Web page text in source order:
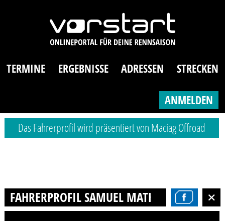
TERMINE ERGEBNISSE ADRESSEN STRECKEN
ANMELDEN
Das Fahrerprofil wird präsentiert von Maciag Offroad
FAHRERPROFIL SAMUEL MATHYS